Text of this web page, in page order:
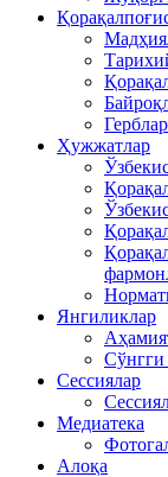
Герблар
Ҳужжатлар
Янгиликлар
Сўнгги
Сессиялар
Медиатека
Алоқа